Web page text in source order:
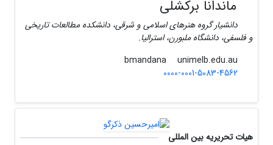
ماندانا برکشلی
دانشیار گروه هنرهای اسلامی و شرقی، دانشکده مطالعات تاریخی
و فلسفی، دانشگاه ملبورن، استرالیا.
unimelb.edu.au
0000-0001-5083-4562
هیات تحریریه بین المللی